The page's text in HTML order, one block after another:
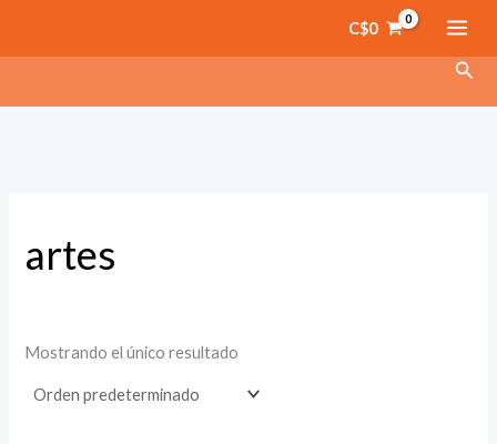
C$0
artes
Mostrando el único resultado